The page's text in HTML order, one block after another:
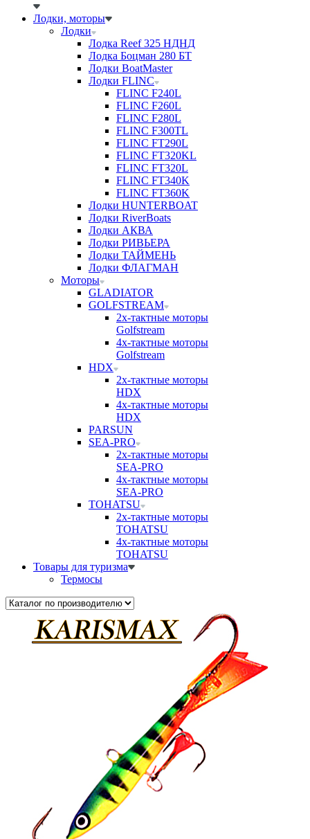
Лодки, моторы
Лодки
Лодка Reef 325 НДНД
Лодка Боцман 280 БТ
Лодки BoatMaster
Лодки FLINC
FLINC F240L
FLINC F260L
FLINC F280L
FLINC F300TL
FLINC FT290L
FLINC FT320KL
FLINC FT320L
FLINC FT340K
FLINC FT360K
Лодки HUNTERBOAT
Лодки RiverBoats
Лодки АКВА
Лодки РИВЬЕРА
Лодки ТАЙМЕНЬ
Лодки ФЛАГМАН
Моторы
GLADIATOR
GOLFSTREAM
2х-тактные моторы
Golfstream
4х-тактные моторы
Golfstream
HDX
2х-тактные моторы
HDX
4х-тактные моторы
HDX
PARSUN
SEA-PRO
2х-тактные моторы
SEA-PRO
4х-тактные моторы
SEA-PRO
TOHATSU
2х-тактные моторы
TOHATSU
4х-тактные моторы
TOHATSU
Товары для туризма
Термосы